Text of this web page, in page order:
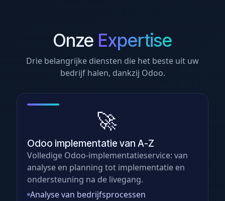
Onze Expertise
Drie belangrijke diensten die het beste uit uw
bedrijf halen, dankzij Odoo.
🚀
Odoo implementatie van A-Z
Volledige Odoo-implementatieservice: van
analyse en planning tot implementatie en
ondersteuning na de livegang.
Analyse van bedrijfsprocessen